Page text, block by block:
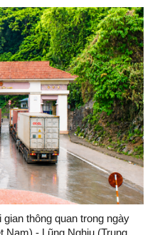
thông quan trong ngày